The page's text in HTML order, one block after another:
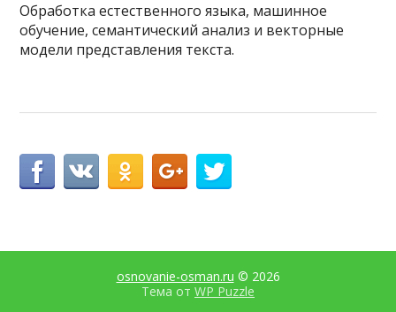
Обработка естественного языка, машинное
обучение, семантический анализ и векторные
модели представления текста.
osnovanie-osman.ru © 2026
Тема от WP Puzzle